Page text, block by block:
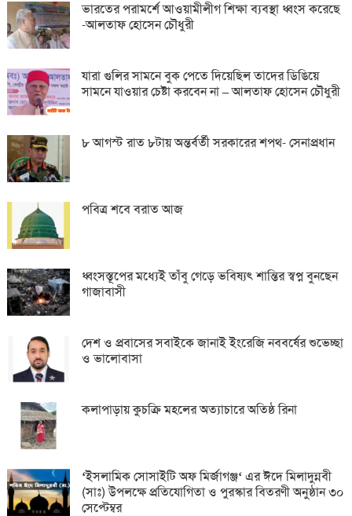
ভারতের পরামর্শে আওয়ামীলীগ শিক্ষা ব্যবস্থা ধ্বংস করেছে
-আলতাফ হোসেন চৌধুরী
যারা গুলির সামনে বুক পেতে দিয়েছিল তাদের ডিঙিয়ে
সামনে যাওয়ার চেষ্টা করবেন না – আলতাফ হোসেন চৌধুরী
৮ আগস্ট রাত ৮টায় অন্তর্বর্তী সরকারের শপথ- সেনাপ্রধান
পবিত্র শবে বরাত আজ
ধ্বংসস্তূপের মধ্যেই তাঁবু গেড়ে ভবিষ্যৎ শান্তির স্বপ্ন বুনছেন
গাজাবাসী
দেশ ও প্রবাসের সবাইকে জানাই ইংরেজি নববর্ষের শুভেচ্ছা
ও ভালোবাসা
কলাপাড়ায় কুচক্রি মহলের অত্যাচারে অতিষ্ঠ রিনা
‘ইসলামিক সোসাইটি অফ মির্জাগঞ্জ‘ এর ঈদে মিলাদুন্নবী
(সাঃ) উপলক্ষে প্রতিযোগিতা ও পুরস্কার বিতরণী অনুষ্ঠান ৩০
সেপ্টেম্বর